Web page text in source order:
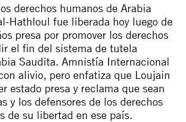
derechos humanos de Arabia
Hathloul fue liberada hoy luego de
presa por promover los derechos
el fin del sistema de tutela
Saudita. Amnistía Internacional
alivio, pero enfatiza que Loujain
estado presa y reclama que sean
y los defensores de los derechos
de su libertad en ese país.